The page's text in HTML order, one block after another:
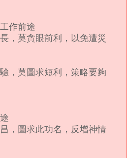
作前途
，莫貪眼前利，以免遭災
，莫圖求短利，策略要夠
，圖求此功名，反增神情